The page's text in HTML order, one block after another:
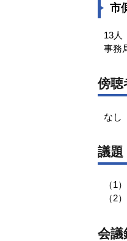
市
13人
事務
傍聴
なし
議題
（1
（2
会議